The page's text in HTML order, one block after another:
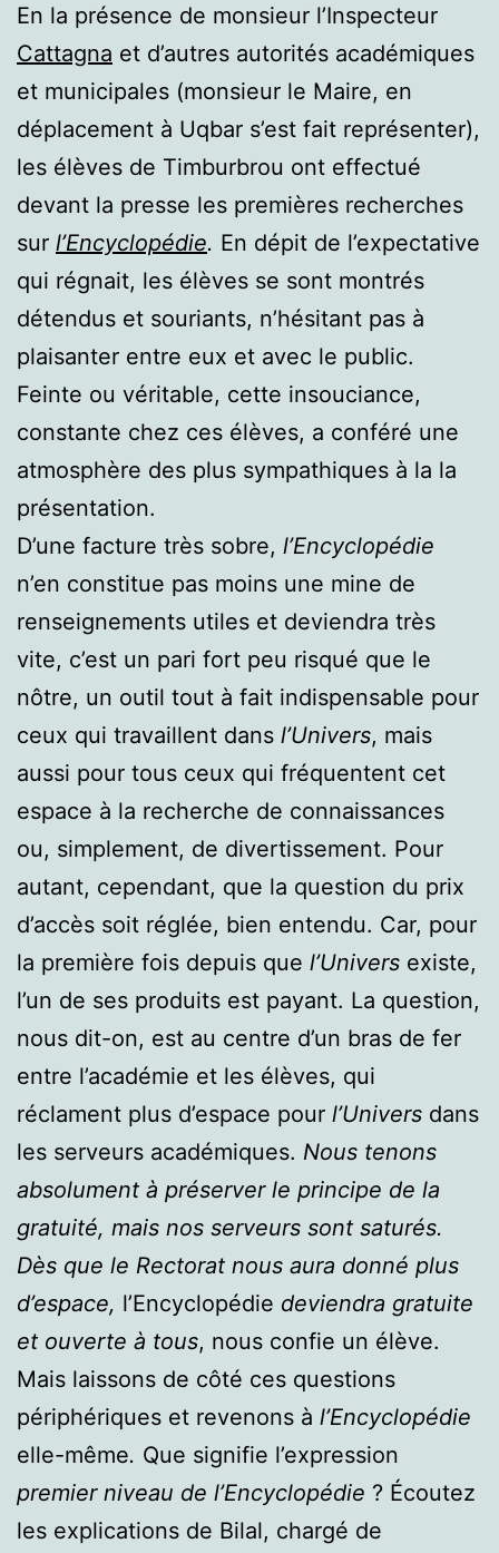
En la présence de monsieur l’Inspecteur
Cattagna et d’autres autorités académiques
et municipales (monsieur le Maire, en
déplacement à Uqbar s’est fait représenter),
les élèves de Timburbrou ont effectué
devant la presse les premières recherches
sur l’Encyclopédie. En dépit de l’expectative
qui régnait, les élèves se sont montrés
détendus et souriants, n’hésitant pas à
plaisanter entre eux et avec le public.
Feinte ou véritable, cette insouciance,
constante chez ces élèves, a conféré une
atmosphère des plus sympathiques à la la
présentation.
D’une facture très sobre, l’Encyclopédie
n’en constitue pas moins une mine de
renseignements utiles et deviendra très
vite, c’est un pari fort peu risqué que le
nôtre, un outil tout à fait indispensable pour
ceux qui travaillent dans l’Univers, mais
aussi pour tous ceux qui fréquentent cet
espace à la recherche de connaissances
ou, simplement, de divertissement. Pour
autant, cependant, que la question du prix
d’accès soit réglée, bien entendu. Car, pour
la première fois depuis que l’Univers existe,
l’un de ses produits est payant. La question,
nous dit-on, est au centre d’un bras de fer
entre l’académie et les élèves, qui
réclament plus d’espace pour l’Univers dans
les serveurs académiques. Nous tenons
absolument à préserver le principe de la
gratuité, mais nos serveurs sont saturés.
Dès que le Rectorat nous aura donné plus
d’espace, l’Encyclopédie deviendra gratuite
et ouverte à tous, nous confie un élève.
Mais laissons de côté ces questions
périphériques et revenons à l’Encyclopédie
elle-même. Que signifie l’expression
premier niveau de l’Encyclopédie ? Écoutez
les explications de Bilal, chargé de